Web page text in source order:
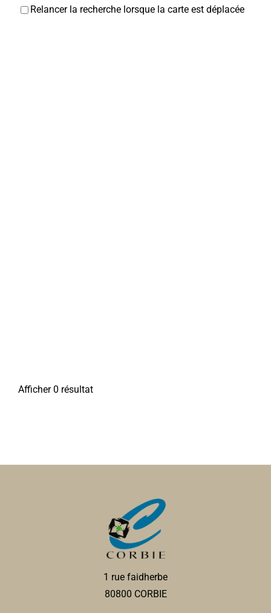
Relancer la recherche lorsque la carte est déplacée
Afficher 0 résultat
1 rue faidherbe
80800 CORBIE